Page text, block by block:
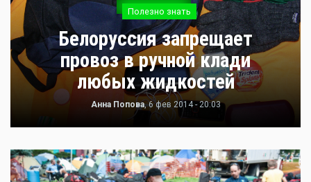
Полезно знать
Белоруссия запрещает
провоз в ручной клади
любых жидкостей
Анна Попова, 6 фев 2014 - 20:03